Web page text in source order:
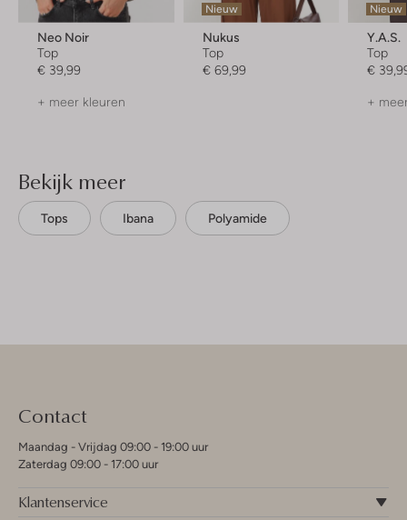
Neo Noir
Top
€ 39,99
+ meer kleuren
Nieuw
Nukus
Top
€ 69,99
Nieuw
Y.a.s.
Top
€
+
Bekijk meer
Tops Ibana Polyamide
Contact
Maandag - Vrijdag 09:00 - 19:00 uur
Zaterdag 09:00 - 17:00 uur
Klantenservice